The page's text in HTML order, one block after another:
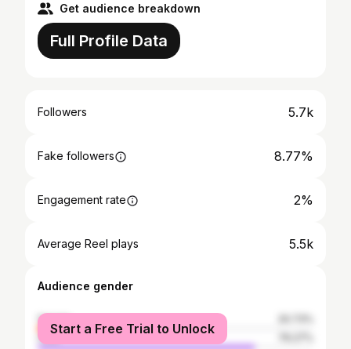
Get audience breakdown
Full Profile Data
Followers 5.7k
Fake followers 8.77%
Engagement rate 2%
Average Reel plays 5.5k
Audience gender
female
male
Start a Free Trial to Unlock